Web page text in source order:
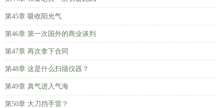
第45章 吸收阳光气
第46章 第一次国外的商业谈判
第47章 再次拿下合同
第48章 这是什么扫描仪器？
第49章 真气进入气海
第50章 大刀挡手雷？